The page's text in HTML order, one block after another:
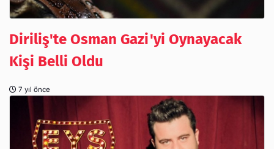
Diriliş'te Osman Gazi'yi Oynayacak
Kişi Belli Oldu
7 yıl önce